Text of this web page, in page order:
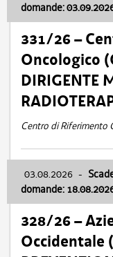
domande:
331/26 –
Oncologico
DIRIGENTE
Centro di Riferimento
03.08.2026 -
domande:
328/26 –
Occidentale